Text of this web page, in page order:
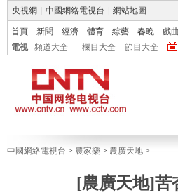
央視網 中國網絡電視台 網站地圖
首頁 新聞 經濟 體育 綜藝 春晚 戲曲
電視
頻道大全 欄目大全 節目大全
中國網絡電視台 > 農家樂 > 農廣天地 >
[農廣天地]苦